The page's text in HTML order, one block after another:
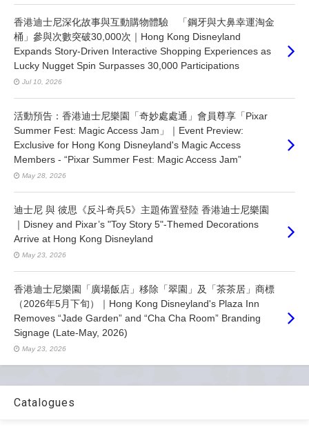
香港迪士尼深化故事與互動購物體驗 「鋼牙與大鼻幸運淘金
桶」參與次數突破30,000次｜Hong Kong Disneyland
Expands Story-Driven Interactive Shopping Experiences as
Lucky Nugget Spin Surpasses 30,000 Participations
Jul 10, 2026
活動預告：香港迪士尼樂園「奇妙處處通」會員尊享「Pixar
Summer Fest: Magic Access Jam」｜Event Preview:
Exclusive for Hong Kong Disneyland's Magic Access
Members - “Pixar Summer Fest: Magic Access Jam”
May 28, 2026
迪士尼 與 彼思《反斗奇兵5》主題佈置登陸 香港迪士尼樂園
｜Disney and Pixar’s "Toy Story 5"-Themed Decorations
Arrive at Hong Kong Disneyland
May 23, 2026
香港迪士尼樂園「廣場飯店」移除「翠園」及「茶茶居」商標
（2026年5月下旬）｜Hong Kong Disneyland's Plaza Inn
Removes “Jade Garden” and “Cha Cha Room” Branding
Signage (Late-May, 2026)
May 23, 2026
Catalogues